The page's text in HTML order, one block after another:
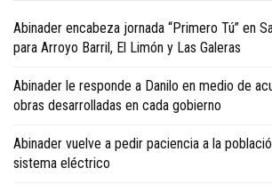
Abinader encabeza jornada “Primero Tú” en
para Arroyo Barril, El Limón y Las Galeras
Abinader le responde a Danilo en medio de
obras desarrolladas en cada gobierno
Abinader vuelve a pedir paciencia a la
sistema eléctrico